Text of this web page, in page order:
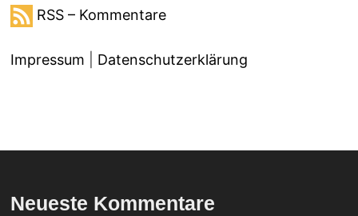
RSS – Kommentare
Impressum Datenschutzerklärung
Neueste Kommentare